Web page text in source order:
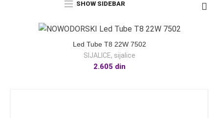
SHOW SIDEBAR
Led Tube T8 22W 7502
SIJALICE, sijalice
2.605 din